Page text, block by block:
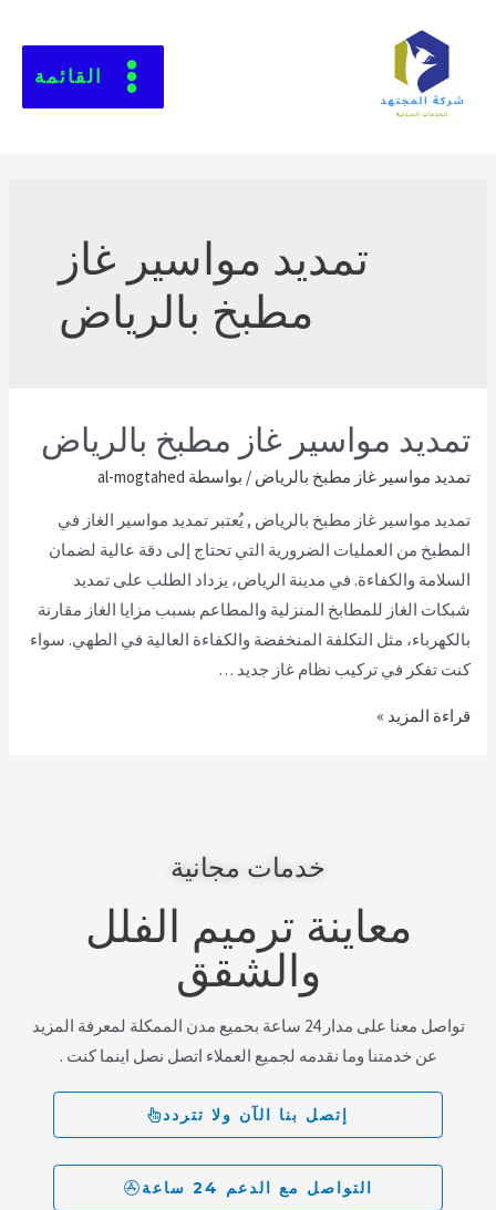
القائمة
تمديد مواسير غاز
مطبخ بالرياض
تمديد مواسير غاز مطبخ بالرياض
تمديد مواسير غاز مطبخ بالرياض / بواسطة al-mogtahed
تمديد مواسير غاز مطبخ بالرياض , يُعتبر تمديد مواسير الغاز في
المطبخ من العمليات الضرورية التي تحتاج إلى دقة عالية لضمان
السلامة والكفاءة. في مدينة الرياض، يزداد الطلب على تمديد
شبكات الغاز للمطابخ المنزلية والمطاعم بسبب مزايا الغاز مقارنة
بالكهرباء، مثل التكلفة المنخفضة والكفاءة العالية في الطهي. سواء
كنت تفكر في تركيب نظام غاز جديد …
قراءة المزيد »
خدمات مجانية
معاينة ترميم الفلل
والشقق
تواصل معنا على مدار 24 ساعة بحميع مدن الممكلة لمعرفة المزيد
عن خدمتنا وما نقدمه لجميع العملاء اتصل نصل اينما كنت .
إتصل بنا الآن ولا تتردد
التواصل مع الدعم 24 ساعة